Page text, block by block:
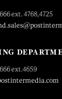
ext. 4768,4725
ext.4659